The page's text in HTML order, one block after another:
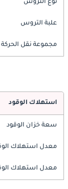
نوع التروس
علبة التروس
مجموعة نقل الحركة
استهلاك الوقود
سعة خزان الوقود
معدل استهلاك
معدل استهلاك